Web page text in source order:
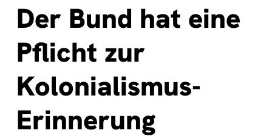
Der Bund hat eine
Pflicht zur
Kolonialismus-
Erinnerung